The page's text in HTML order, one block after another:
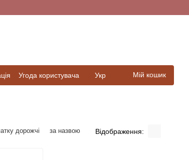
Угода користувача
Укр Мій кошик
дорожчі за назвою Відображення: